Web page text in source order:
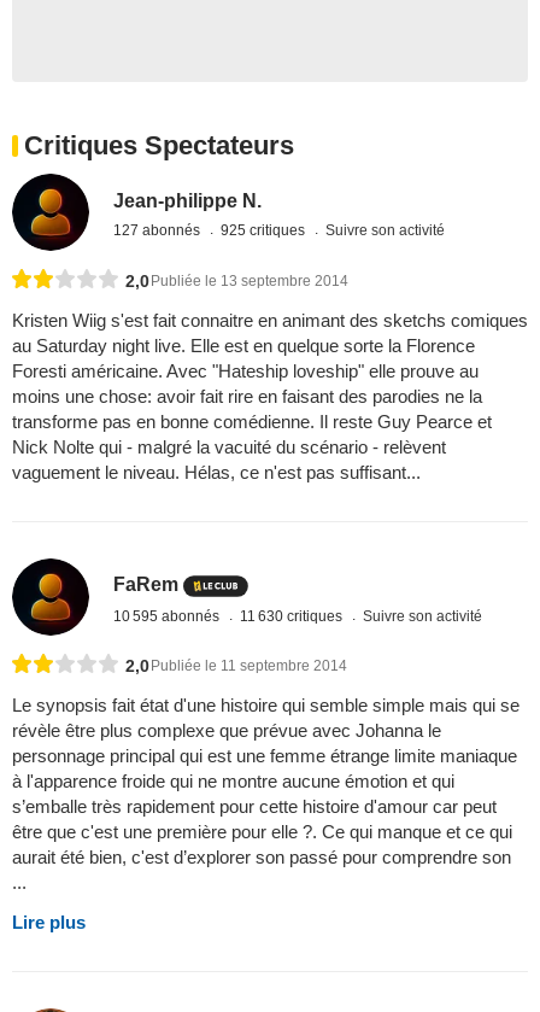
Critiques Spectateurs
Jean-philippe N.
127 abonnés 925 critiques Suivre son activité
2,0Publiée le 13 septembre 2014
Kristen Wiig s'est fait connaitre en animant des sketchs comiques
au Saturday night live. Elle est en quelque sorte la Florence
Foresti américaine. Avec "Hateship loveship" elle prouve au
moins une chose: avoir fait rire en faisant des parodies ne la
transforme pas en bonne comédienne. Il reste Guy Pearce et
Nick Nolte qui - malgré la vacuité du scénario - relèvent
vaguement le niveau. Hélas, ce n'est pas suffisant...
FaRem
10 595 abonnés 11 630 critiques Suivre son activité
2,0 Publiée le 11 septembre 2014
Le synopsis fait état d'une histoire qui semble simple mais qui se
révèle être plus complexe que prévue avec Johanna le
personnage principal qui est une femme étrange limite maniaque
à l'apparence froide qui ne montre aucune émotion et qui
s’emballe très rapidement pour cette histoire d'amour car peut
être que c'est une première pour elle ?. Ce qui manque et ce qui
aurait été bien, c'est d’explorer son passé pour comprendre son
...
Lire plus